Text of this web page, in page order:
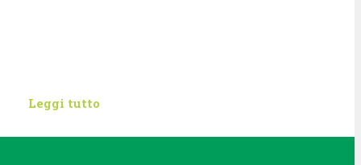
Leggi tutto